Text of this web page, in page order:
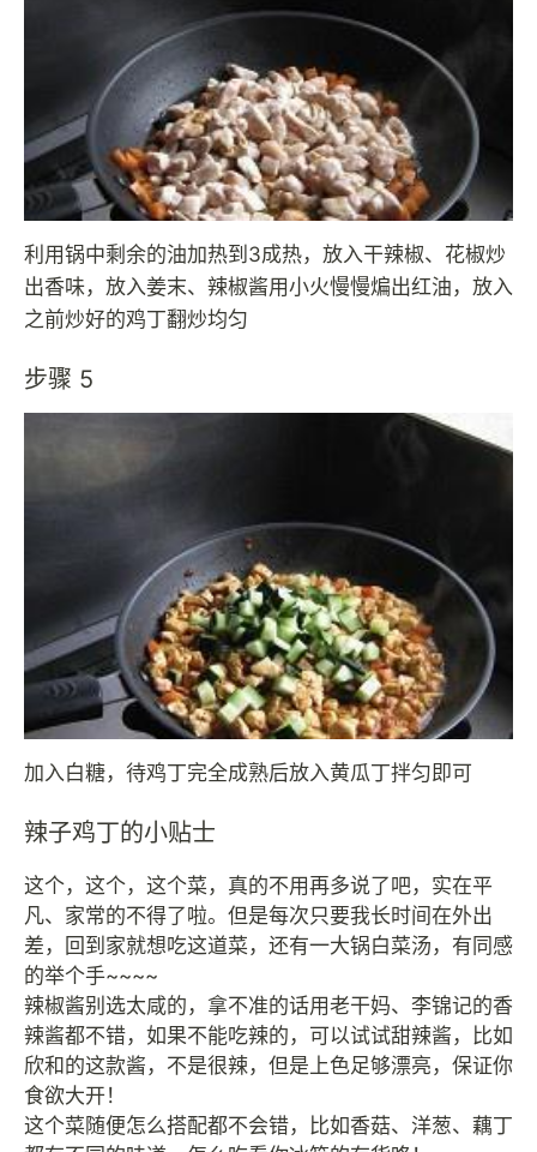
利用锅中剩余的油加热到3成热，放入干辣椒、花椒炒
出香味，放入姜末、辣椒酱用小火慢慢煸出红油，放入
之前炒好的鸡丁翻炒均匀
步骤 5
加入白糖，待鸡丁完全成熟后放入黄瓜丁拌匀即可
辣子鸡丁的小贴士
这个，这个，这个菜，真的不用再多说了吧，实在平
凡、家常的不得了啦。但是每次只要我长时间在外出
差，回到家就想吃这道菜，还有一大锅白菜汤，有同感
的举个手~~~~
辣椒酱别选太咸的，拿不准的话用老干妈、李锦记的香
辣酱都不错，如果不能吃辣的，可以试试甜辣酱，比如
欣和的这款酱，不是很辣，但是上色足够漂亮，保证你
食欲大开！
这个菜随便怎么搭配都不会错，比如香菇、洋葱、藕丁